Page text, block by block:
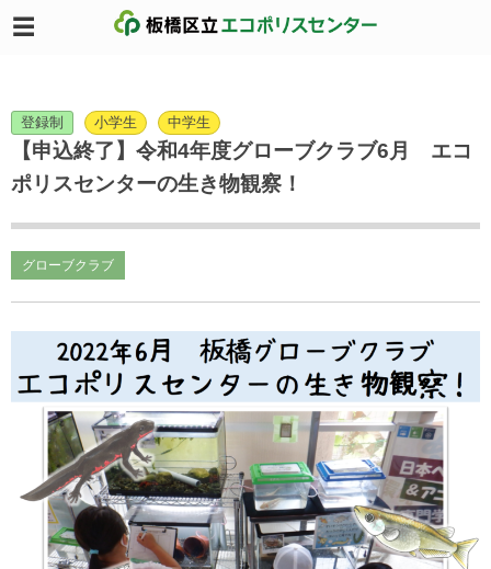
登録制 小学生 中学生
【申込終了】令和4年度グローブクラブ6月 エコ
ポリスセンターの生き物観察！
グローブクラブ